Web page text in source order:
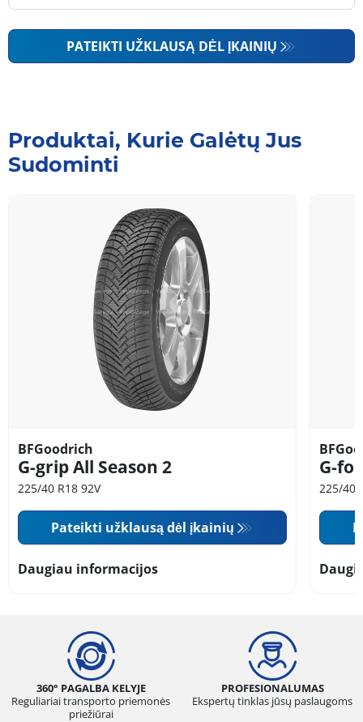
PATEIKTI UŽKLAUSĄ DĖL ĮKAINIŲ
Produktai, Kurie Galėtų Jus
Sudominti
BFGoodrich
G-grip All Season 2
225/40 R18 92V
Pateikti užklausą dėl įkainių
Daugiau informacijos
G-
225/40
360° PAGALBA KELYJE
Reguliariai transporto priemonės
priežiūrai
PROFESIONALUMAS
Ekspertų tinklas jūsų paslaugoms